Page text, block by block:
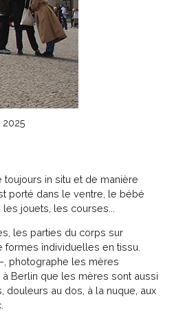
in situ et de manière
porté dans le ventre, le bébé
jouets, les courses...
les parties du corps sur
individuelles en tissu.
photographe les mères
Berlin que les mères sont aussi
au dos, à la nuque, aux